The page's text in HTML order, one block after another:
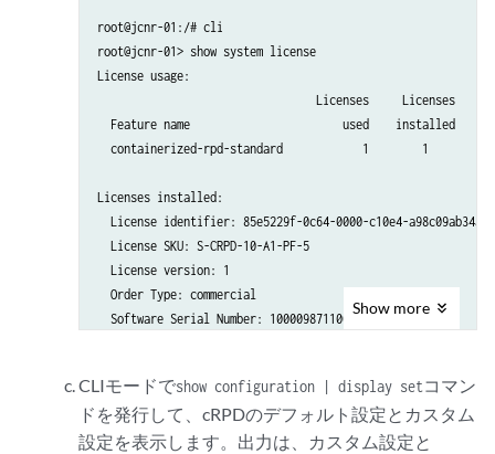
root@jcnr-01:/# cli
root@jcnr-01> show system license
License usage:
Licenses     Licenses
Feature name                       used    installed
containerized-rpd-standard            1        1
Licenses installed:
  License identifier: 85e5229f-0c64-0000-c10e4-a98c09ab34a1
  License SKU: S-CRPD-10-A1-PF-5
  License version: 1
  Order Type: commercial
  Software Serial Number: 1000098711000-iHpgf
  Features:
containerized-rpd-standard - Containerized routing
date-based, 2022-08-21 17:00:00 PDT - 2027-09-20
Show more
CLIモードでshow configuration | display setコマン
ドを発行して、cRPDのデフォルト設定とカスタム
設定を表示します。出力は、カスタム設定と